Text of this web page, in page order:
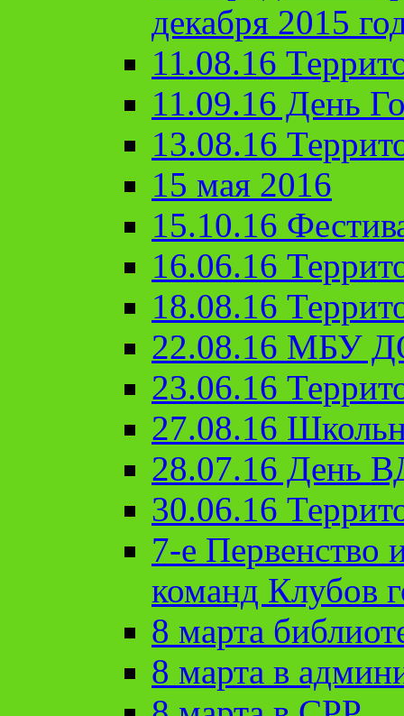
декабря 2015
11.08.16
11.09.16 День
13.08.16
15 мая 2016
15.10.16
16.06.16
18.08.16
22.08.16 МБУ
23.06.16
27.08.16
28.07.16 День
30.06.16
7-е Первенство
команд Клубов
8 марта
8 марта в